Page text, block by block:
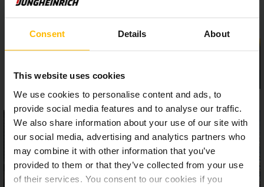
Consent Details About
This website uses cookies
We use cookies to personalise content and ads, to
provide social media features and to analyse our traffic.
We also share information about your use of our site with
our social media, advertising and analytics partners who
may combine it with other information that you’ve
provided to them or that they’ve collected from your use
of their services. You consent to our cookies if you
elettricamente, agli spaziosi vani portaoggetti e alle
numerose opzioni di allestimento per meglio adattarsi ai